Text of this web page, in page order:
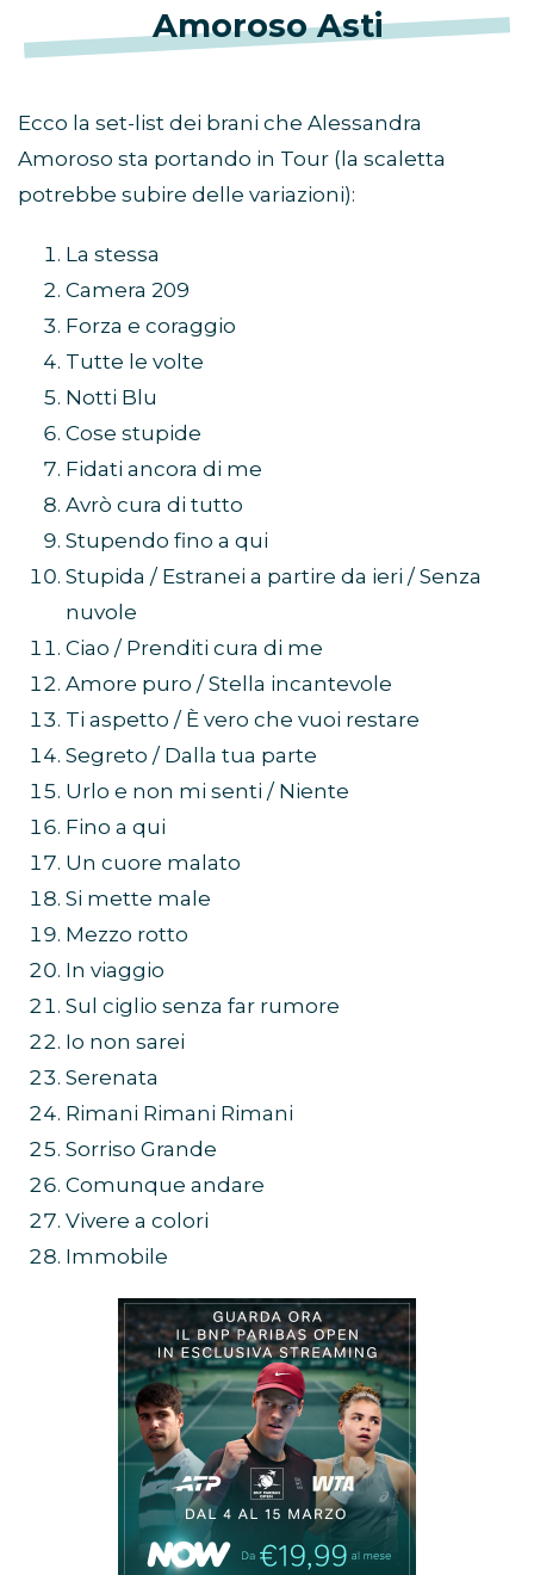
AmorosoAsti
Ecco la set-list dei brani che Alessandra
Amoroso sta portando in Tour (la scaletta
potrebbe subire delle variazioni):
La stessa
Camera 209
Forza e coraggio
Tutte le volte
Notti Blu
Cose stupide
Fidati ancora di me
Avrò cura di tutto
Stupendo fino a qui
Stupida / Estranei a partire da ieri / Senza
nuvole
Ciao / Prenditi cura di me
Amore puro / Stella incantevole
Ti aspetto / È vero che vuoi restare
Segreto / Dalla tua parte
Urlo e non mi senti / Niente
Fino a qui
Un cuore malato
Si mette male
Mezzo rotto
In viaggio
Sul ciglio senza far rumore
Io non sarei
Serenata
Rimani Rimani Rimani
Sorriso Grande
Comunque andare
Vivere a colori
Immobile